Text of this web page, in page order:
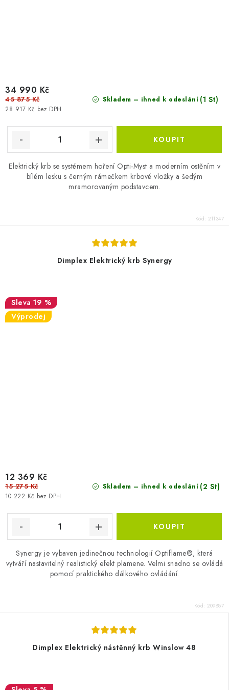
Skladem – ihned k odeslání (1 St)
28 917 Kč bez DPH
34 990 Kč
45 875 Kč
Elektrický krb se systémem hoření Opti-Myst a moderním ostěním v
bílém lesku s černým rámečkem krbové vložky a šedým
mramorovaným podstavcem.
Kód: 211347
Dimplex Elektrický krb Synergy
19 %
Výprodej
Skladem – ihned k odeslání (2 St)
10 222 Kč bez DPH
12 369 Kč
15 275 Kč
Synergy je vybaven jedinečnou technologií Optiflame®, která
vytváří nastavitelný realistický efekt plamene. Velmi snadno se ovládá
pomocí praktického dálkového ovládání.
Kód: 209887
Dimplex Elektrický nástěnný krb Winslow 48